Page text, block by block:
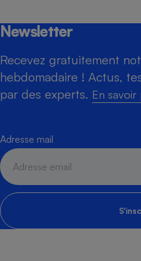
Newsletter
Recevez gratuitement
hebdomadaire ! Actus,
par des experts. En savoir
Adresse mail